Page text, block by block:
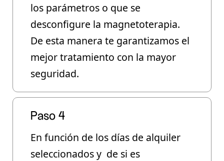
los parámetros o que se
desconfigure la magnetoterapia.
De esta manera te garantizamos el
mejor tratamiento con la mayor
seguridad.
Paso 4
En función de los días de alquiler
seleccionados y de si es